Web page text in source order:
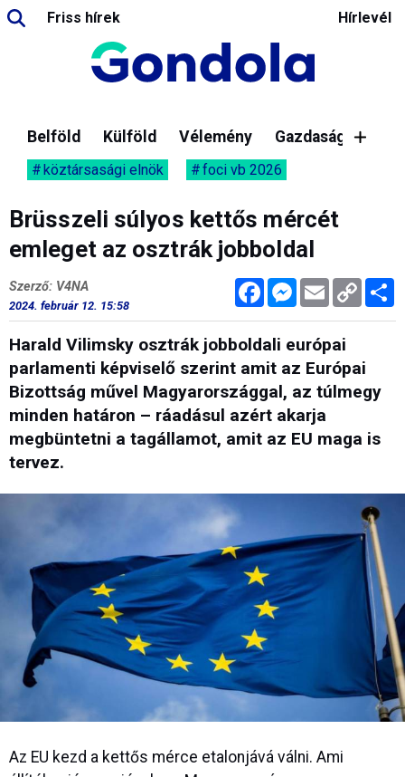
Friss hírek Hírlevél
Belföld Külföld Vélemény Gazdaság
köztársasági elnök foci vb 2026
Brüsszeli súlyos kettős mércét
emleget az osztrák jobboldal
FacebookMessenger
Email Copy
Link
Szerző: V4NA
2024. február 12. 15:58
Harald Vilimsky osztrák jobboldali európai
parlamenti képviselő szerint amit az Európai
Bizottság művel Magyarországgal, az túlmegy
minden határon – ráadásul azért akarja
megbüntetni a tagállamot, amit az EU maga is
tervez.
Az EU kezd a kettős mérce etalonjává válni. Ami